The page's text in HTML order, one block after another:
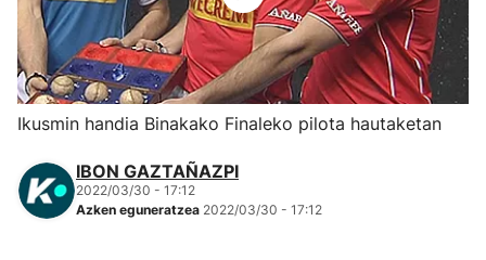
Herri-kirolak
Eskubaloia
Atletismoa
Ikusmin handia Binakako Finaleko pilota hautaketan
IBON GAZTAÑAZPI
2022/03/30 - 17:12
Azken eguneratzea 2022/03/30 - 17:12